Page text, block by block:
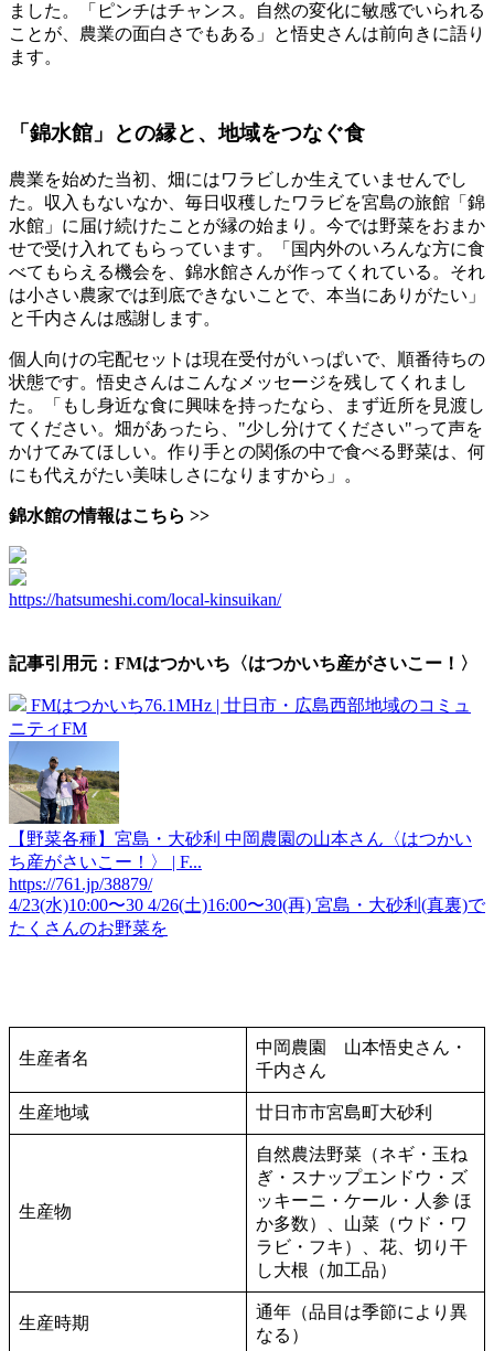
ました。「ピンチはチャンス。自然の変化に敏感でいられる
ことが、農業の面白さでもある」と悟史さんは前向きに語り
ます。
「錦水館」との縁と、地域をつなぐ食
農業を始めた当初、畑にはワラビしか生えていませんでし
た。収入もないなか、毎日収穫したワラビを宮島の旅館「錦
水館」に届け続けたことが縁の始まり。今では野菜をおまか
せで受け入れてもらっています。「国内外のいろんな方に食
べてもらえる機会を、錦水館さんが作ってくれている。それ
は小さい農家では到底できないことで、本当にありがたい」
と千内さんは感謝します。
個人向けの宅配セットは現在受付がいっぱいで、順番待ちの
状態です。悟史さんはこんなメッセージを残してくれまし
た。「もし身近な食に興味を持ったなら、まず近所を見渡し
てください。畑があったら、"少し分けてください"って声を
かけてみてほしい。作り手との関係の中で食べる野菜は、何
にも代えがたい美味しさになりますから」。
錦水館の情報はこちら >>
https://hatsumeshi.com/local-kinsuikan/
記事引用元：FMはつかいち〈はつかいち産がさいこー！〉
FMはつかいち76.1MHz | 廿日市・広島西部地域のコミュ
ニティFM
【野菜各種】宮島・大砂利 中岡農園の山本さん〈はつかい
ち産がさいこー！〉 | F...
https://761.jp/38879/
4/23(水)10:00〜30 4/26(土)16:00〜30(再) 宮島・大砂利(真裏)で
たくさんのお野菜を
生産者名
中岡農園 山本悟史さん・
千内さん
生産地域 廿日市市宮島町大砂利
生産物
自然農法野菜（ネギ・玉ね
ぎ・スナップエンドウ・ズ
ッキーニ・ケール・人参 ほ
か多数）、山菜（ウド・ワ
ラビ・フキ）、花、切り干
し大根（加工品）
生産時期
通年（品目は季節により異
なる）